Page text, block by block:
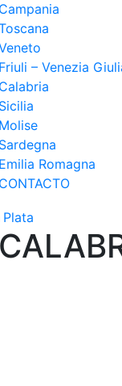
Campania
Friuli – Venezia
Calabria
Sicilia
Molise
Sardegna
Emilia Romagna
CONTACTO